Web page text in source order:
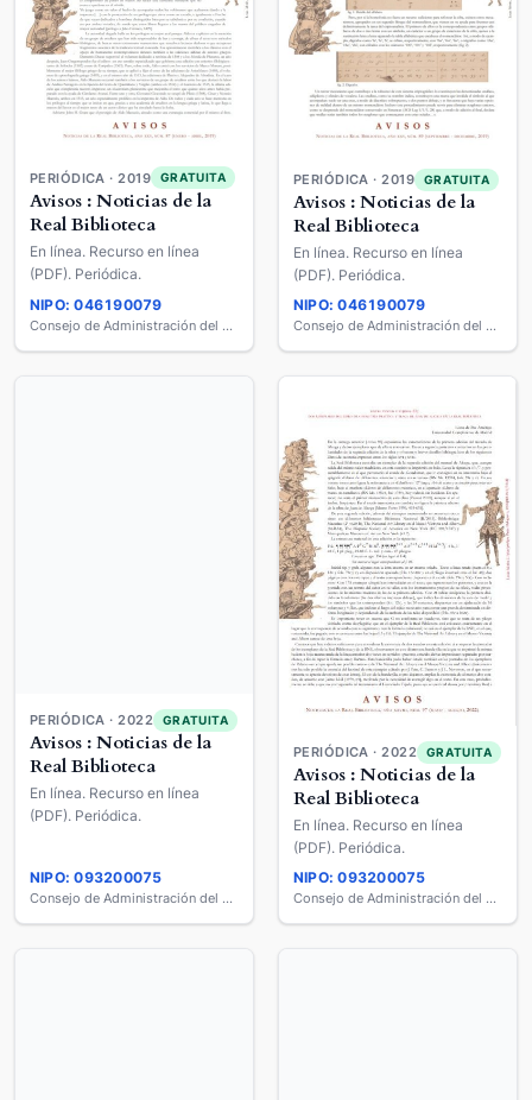
PERIÓDICA · 2019 GRATUITA
Avisos : Noticias de la
Real Biblioteca
En línea. Recurso en línea
(PDF). Periódica.
NIPO: 046190079
Consejo de Administración del Patrimonio Nacional
PERIÓDICA · 2019 GRATUITA
Avisos : Noticias de la
Real Biblioteca
En línea. Recurso en línea
(PDF). Periódica.
NIPO: 046190079
Consejo de Administración del Patrimonio Nacional
PERIÓDICA · 2022 GRATUITA
Avisos : Noticias de la
Real Biblioteca
En línea. Recurso en línea
(PDF). Periódica.
NIPO: 093200075
Consejo de Administración del Patrimonio Nacional
PERIÓDICA · 2022 GRATUITA
Avisos : Noticias de la
Real Biblioteca
En línea. Recurso en línea
(PDF). Periódica.
NIPO: 093200075
Consejo de Administración del Patrimonio Nacional